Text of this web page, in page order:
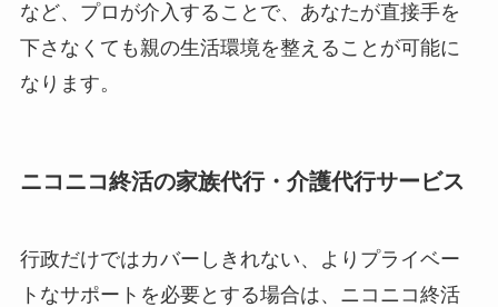
など、プロが介入することで、あなたが直接手を
下さなくても親の生活環境を整えることが可能に
なります。
ニコニコ終活の家族代行・介護代行サービス
行政だけではカバーしきれない、よりプライベー
トなサポートを必要とする場合は、ニコニコ終活